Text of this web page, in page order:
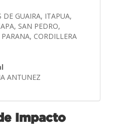
DE GUAIRA, ITAPUA,
SAN PEDRO,
CORDILLERA
ANTUNEZ
Impacto